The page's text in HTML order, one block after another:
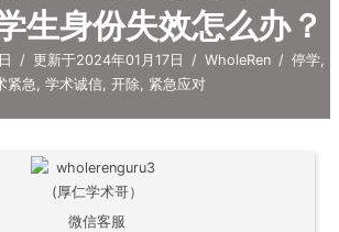
生身份失效怎么办？
/ 更新于2024年01月17日 / WholeRen / 停学,
紧急, 学术诚信, 开除, 紧急应对
微信客服